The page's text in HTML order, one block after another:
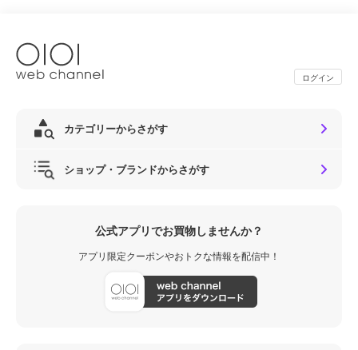
ログイン
カテゴリーからさがす
ショップ・ブランドからさがす
公式アプリでお買物しませんか？
アプリ限定クーポンやおトクな情報を配信中！